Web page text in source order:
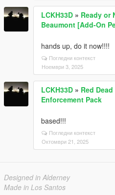
LCKH33D » Ready or
Beaumont [Add-On
hands up, do it now!!!!
Погледни контекст
Ноември 3, 2025
LCKH33D » Red
Enforcement Pack
based!!!
Погледни контекст
Октомври 21, 2025
Designed in Alderney
Made in Los Santos